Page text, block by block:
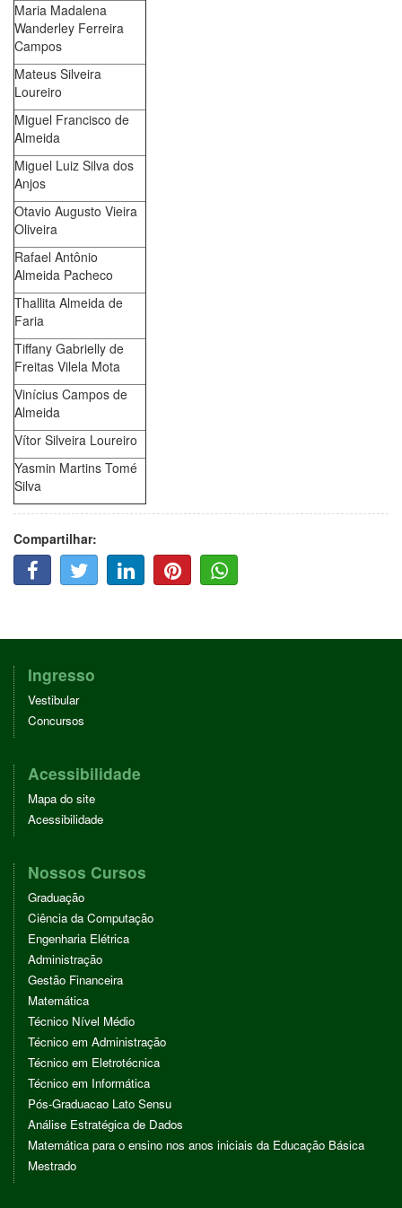
Maria Madalena
Wanderley Ferreira
Campos
Mateus Silveira
Loureiro
Miguel Francisco de
Almeida
Miguel Luiz Silva dos
Anjos
Otavio Augusto Vieira
Oliveira
Rafael Antônio
Almeida Pacheco
Thallita Almeida de
Faria
Tiffany Gabrielly de
Freitas Vilela Mota
Vinícius Campos de
Almeida
Vítor Silveira Loureiro
Yasmin Martins Tomé
Silva
Compartilhar:
A
B
O
K
W
T
R
I
E
I
E
W
H
T
Ingresso
Vestibular
Concursos
Acessibilidade
Mapa do site
Acessibilidade
Nossos Cursos
Graduação
Ciência da Computação
Engenharia Elétrica
Administração
Gestão Financeira
Matemática
Técnico Nível Médio
Técnico em Administração
Técnico em Eletrotécnica
Técnico em Informática
Pós-Graduacao Lato Sensu
Análise Estratégica de Dados
Matemática para o ensino nos anos iniciais da Educação Básica
Mestrado